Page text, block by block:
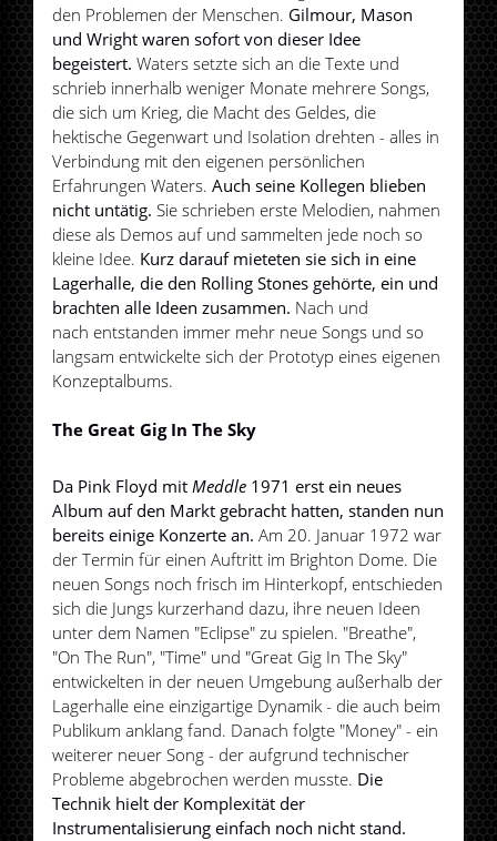
den Problemen der Menschen. Gilmour, Mason
und Wright waren sofort von dieser Idee
begeistert. Waters setzte sich an die Texte und
schrieb innerhalb weniger Monate mehrere Songs,
die sich um Krieg, die Macht des Geldes, die
hektische Gegenwart und Isolation drehten - alles in
Verbindung mit den eigenen persönlichen
Erfahrungen Waters.Auch seine Kollegen blieben
nicht untätig. Sie schrieben erste Melodien, nahmen
diese als Demos auf und sammelten jede noch so
kleine Idee. Kurz darauf mieteten sie sich in eine
Lagerhalle, die den Rolling Stones gehörte, ein und
brachten alle Ideen zusammen. Nach und
nach entstanden immer mehr neue Songs und so
langsam entwickelte sich der Prototyp eines eigenen
Konzeptalbums.
The Great Gig In The Sky
Da Pink Floyd mitMeddle 1971 erst ein neues
Album auf den Markt gebracht hatten, standen nun
bereits einige Konzerte an. Am 20. Januar 1972 war
der Termin für einen Auftritt im Brighton Dome. Die
neuen Songs noch frisch im Hinterkopf, entschieden
sich die Jungs kurzerhand dazu, ihre neuen Ideen
unter dem Namen "Eclipse" zu spielen. "Breathe",
"On The Run", "Time" und "Great Gig In The Sky"
entwickelten in der neuen Umgebung außerhalb der
Lagerhalle eine einzigartige Dynamik - die auch beim
Publikum anklang fand. Danach folgte "Money" - ein
weiterer neuer Song - der aufgrund technischer
Probleme abgebrochen werden musste. Die
Technik hielt der Komplexität der
Instrumentalisierung einfach noch nicht stand.